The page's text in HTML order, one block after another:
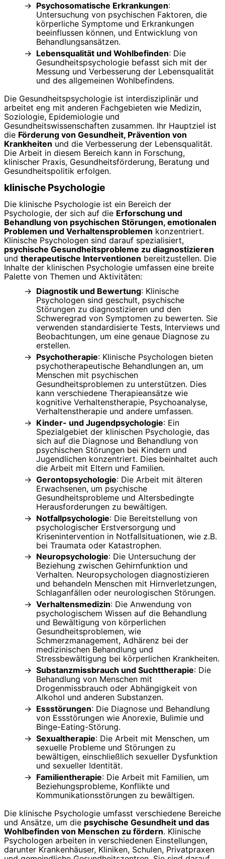
Psychosomatische Erkrankungen:
Untersuchung von psychischen Faktoren, die
körperliche Symptome und Erkrankungen
beeinflussen können, und Entwicklung von
Behandlungsansätzen.
Lebensqualität und Wohlbefinden: Die
Gesundheitspsychologie befasst sich mit der
Messung und Verbesserung der Lebensqualität
und des allgemeinen Wohlbefindens.
Die Gesundheitspsychologie ist interdisziplinär und
arbeitet eng mit anderen Fachgebieten wie Medizin,
Soziologie, Epidemiologie und
Gesundheitswissenschaften zusammen. Ihr Hauptziel ist
die Förderung von Gesundheit, Prävention von
Krankheiten und die Verbesserung der Lebensqualität.
Die Arbeit in diesem Bereich kann in Forschung,
klinischer Praxis, Gesundheitsförderung, Beratung und
Gesundheitspolitik erfolgen.
klinische Psychologie
Die klinische Psychologie ist ein Bereich der
Psychologie, der sich auf die Erforschung und
Behandlung von psychischen Störungen, emotionalen
Problemen und Verhaltensproblemen konzentriert.
Klinische Psychologen sind darauf spezialisiert,
psychische Gesundheitsprobleme zu diagnostizieren
und therapeutische Interventionen bereitzustellen. Die
Inhalte der klinischen Psychologie umfassen eine breite
Palette von Themen und Aktivitäten:
Diagnostik und Bewertung: Klinische
Psychologen sind geschult, psychische
Störungen zu diagnostizieren und den
Schweregrad von Symptomen zu bewerten. Sie
verwenden standardisierte Tests, Interviews und
Beobachtungen, um eine genaue Diagnose zu
erstellen.
Psychotherapie: Klinische Psychologen bieten
psychotherapeutische Behandlungen an, um
Menschen mit psychischen
Gesundheitsproblemen zu unterstützen. Dies
kann verschiedene Therapieansätze wie
kognitive Verhaltenstherapie, Psychoanalyse,
Verhaltenstherapie und andere umfassen.
Kinder- und Jugendpsychologie: Ein
Spezialgebiet der klinischen Psychologie, das
sich auf die Diagnose und Behandlung von
psychischen Störungen bei Kindern und
Jugendlichen konzentriert. Dies beinhaltet auch
die Arbeit mit Eltern und Familien.
Gerontopsychologie: Die Arbeit mit älteren
Erwachsenen, um psychische
Gesundheitsprobleme und Altersbedingte
Herausforderungen zu bewältigen.
Notfallpsychologie: Die Bereitstellung von
psychologischer Erstversorgung und
Krisenintervention in Notfallsituationen, wie z.B.
bei Traumata oder Katastrophen.
Neuropsychologie: Die Untersuchung der
Beziehung zwischen Gehirnfunktion und
Verhalten. Neuropsychologen diagnostizieren
und behandeln Menschen mit Hirnverletzungen,
Schlaganfällen oder neurologischen Störungen.
Verhaltensmedizin: Die Anwendung von
psychologischem Wissen auf die Behandlung
und Bewältigung von körperlichen
Gesundheitsproblemen, wie
Schmerzmanagement, Adhärenz bei der
medizinischen Behandlung und
Stressbewältigung bei körperlichen Krankheiten.
Substanzmissbrauch und Suchttherapie: Die
Behandlung von Menschen mit
Drogenmissbrauch oder Abhängigkeit von
Alkohol und anderen Substanzen.
Essstörungen: Die Diagnose und Behandlung
von Essstörungen wie Anorexie, Bulimie und
Binge-Eating-Störung.
Sexualtherapie: Die Arbeit mit Menschen, um
sexuelle Probleme und Störungen zu
bewältigen, einschließlich sexueller Dysfunktion
und sexueller Identität.
Familientherapie: Die Arbeit mit Familien, um
Beziehungsprobleme, Konflikte und
Kommunikationsstörungen zu bewältigen.
Die klinische Psychologie umfasst verschiedene Bereiche
und Ansätze, um die psychische Gesundheit und das
Wohlbefinden von Menschen zu fördern. Klinische
Psychologen arbeiten in verschiedenen Einstellungen,
darunter Krankenhäuser, Kliniken, Schulen, Privatpraxen